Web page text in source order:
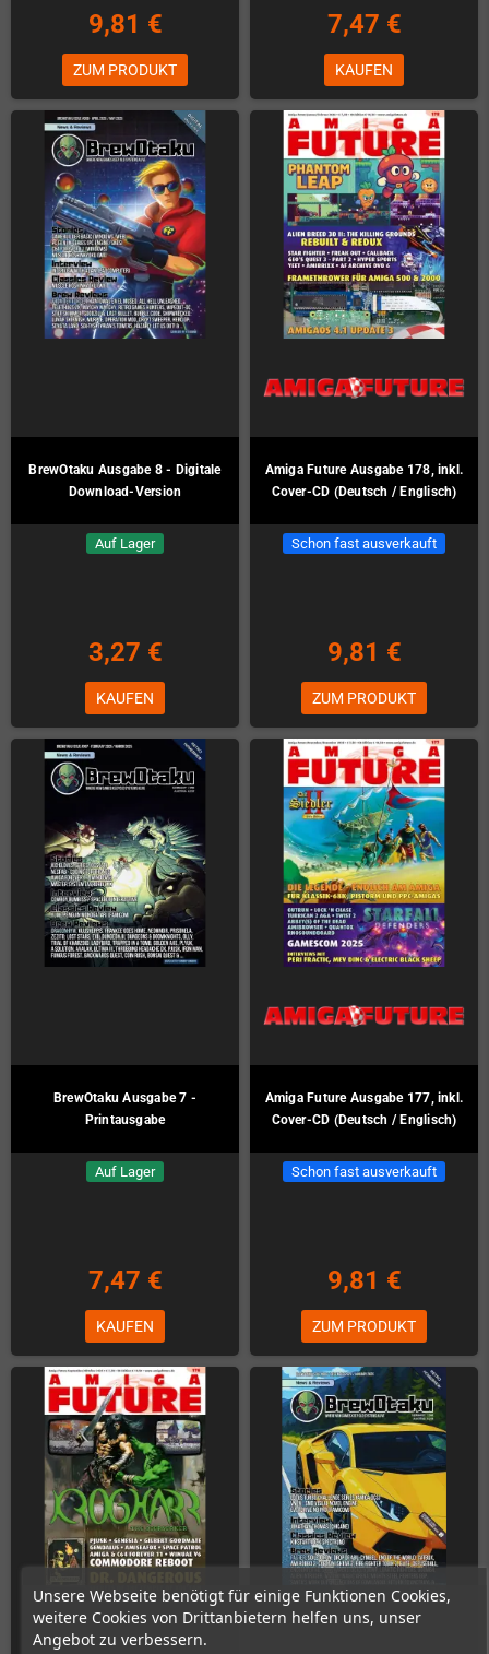
Unsere Webseite benötigt für einige Funktionen Cookies,
weitere Cookies von Drittanbietern helfen uns, unser
Angebot zu verbessern.
9,81 €
ZUM PRODUKT
7,47 €
KAUFEN
BrewOtaku Ausgabe 8 - Digitale
Download-Version
Auf Lager
3,27 €
KAUFEN
Amiga Future Ausgabe 178, inkl.
Cover-CD (Deutsch / Englisch)
Schon fast ausverkauft
9,81 €
ZUM PRODUKT
BrewOtaku Ausgabe 7 -
Printausgabe
Auf Lager
7,47 €
KAUFEN
Amiga Future Ausgabe 177, inkl.
Cover-CD (Deutsch / Englisch)
Schon fast ausverkauft
9,81 €
ZUM PRODUKT